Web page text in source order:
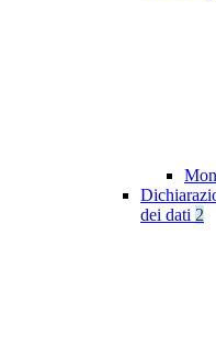
dei dati 2